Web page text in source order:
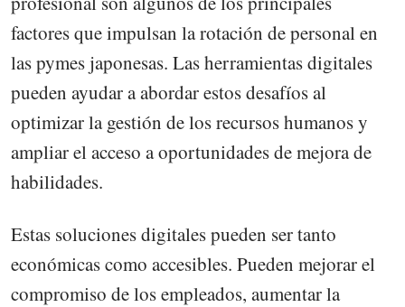
factores que impulsan la rotación de personal en
las pymes japonesas. Las herramientas digitales
pueden ayudar a abordar estos desafíos al
optimizar la gestión de los recursos humanos y
ampliar el acceso a oportunidades de mejora de
habilidades.
Estas soluciones digitales pueden ser tanto
económicas como accesibles. Pueden mejorar el
compromiso de los empleados, aumentar la